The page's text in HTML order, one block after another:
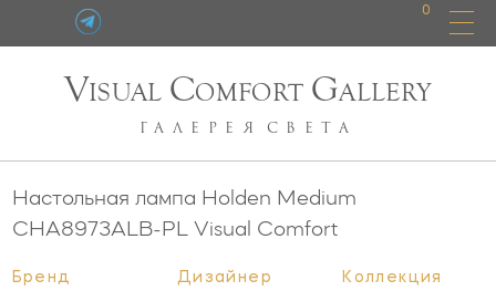
0
VISUAL COMFORT GALLERY
ГАЛЕРЕЯ СВЕТА
Настольная лампа Holden Medium
CHA8973ALB-PL
Visual Comfort
Бренд
Дизайнер
Коллекция